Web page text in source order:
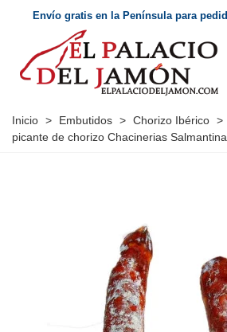
Envío gratis en la Península para
Inicio > Embutidos > Chorizo Ibérico >
picante de chorizo Chacinerias